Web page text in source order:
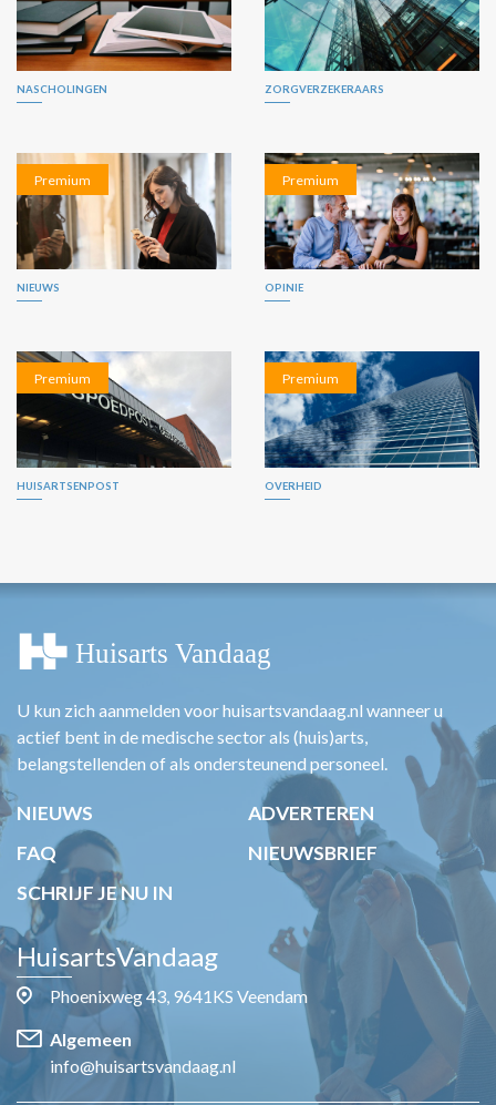
NASCHOLINGEN ZORGVERZEKERAARS
Premium
NIEUWS
Premium
OPINIE
Premium
HUISARTSENPOST
Premium
OVERHEID
U kun zich aanmelden voor huisartsvandaag.nl wanneer u
actief bent in de medische sector als (huis)arts,
belangstellenden of als ondersteunend personeel.
NIEUWS
ADVERTEREN
FAQ
NIEUWSBRIEF
SCHRIJF JE NU IN
HuisartsVandaag
Phoenixweg 43, 9641KS Veendam
Algemeen
info@huisartsvandaag.nl